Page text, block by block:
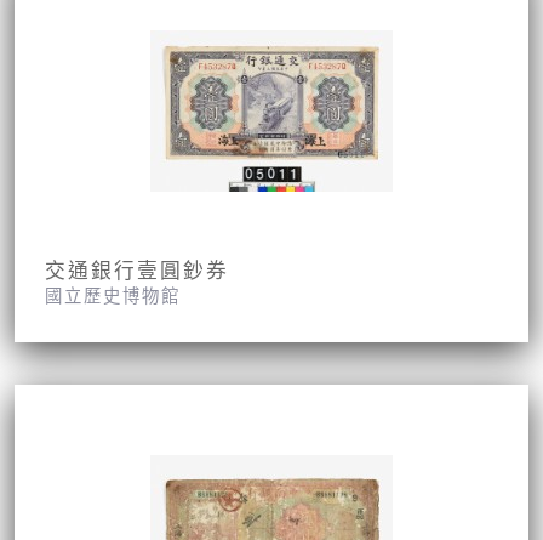
交通銀行壹圓鈔券
國立歷史博物館